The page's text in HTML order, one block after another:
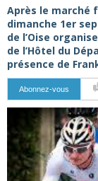
Après le marché
dimanche 1er
de l’Oise
de l’Hôtel du
présence de
Abonnez-vous